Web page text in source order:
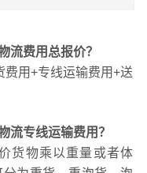
流费用总报价？
用+专线运输费用+送
流专线运输费用？
货物乘以重量或者体